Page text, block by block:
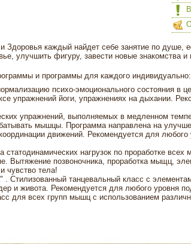
Здоровья каждый найдет себе занятие по душе,
улучшить фигуру, завести новые знакомства и
и программы для каждого индивидуально:
психо-эмоционального состояния в
упражнений йоги, упражнениях на дыхании.
упражнений, выполняемых в медленном
мышцы. Программа направлена на
движений. Рекомендуется для любого
нагрузок по проработке всех
Вытяжение позвоночника, проработка мыщц,
чувство тела!
. Стилизованный танцевальный класс с
и живота. Рекомендуется для любого уровня
для всех групп мышц с использованием